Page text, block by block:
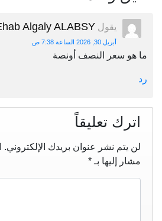
يقول Algaly ALABSY
أبريل 30, 2026 الساعة 7:38 ص
ما هو سعر النصف أونصة
رد
اترك تعليقاً
لن يتم نشر عنوان بريدك الإلكتروني.
مشار إليها بـ *